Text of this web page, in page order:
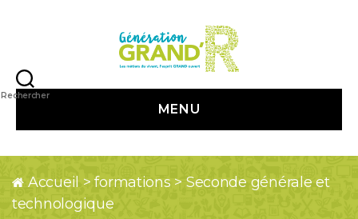
Rechercher
R
MENU
Accueil >formations > Seconde générale et
technologique